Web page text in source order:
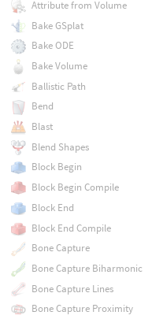
Attribute from Volume
Bake GSplat
Bake ODE
Bake Volume
Ballistic Path
Bend
Blast
Blend Shapes
Block Begin
Block Begin Compile
Block End
Block End Compile
Bone Capture
Bone Capture Biharmonic
Bone Capture Lines
Bone Capture Proximity